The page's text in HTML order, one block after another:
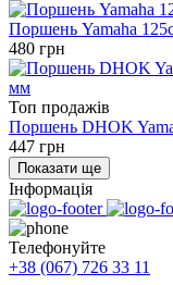
Поршень Yamaha
480 грн
Топ продажів
Поршень DHOK
447 грн
Показати ще
Інформація
Телефонуйте
+38 (067) 726 33 11